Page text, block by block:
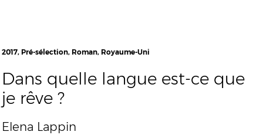
2017, Pré-sélection, Roman, Royaume-Uni
Dans quelle langue est-ce que
je rêve ?
Elena Lappin